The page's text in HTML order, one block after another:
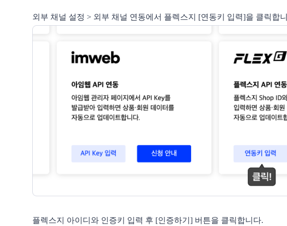
외부 채널 설정 > 외부 채널 연동에서 플렉스지 [연동키 입력]을 클릭합
플렉스지 아이디와 인증키 입력 후 [인증하기] 버튼을 클릭합니다.